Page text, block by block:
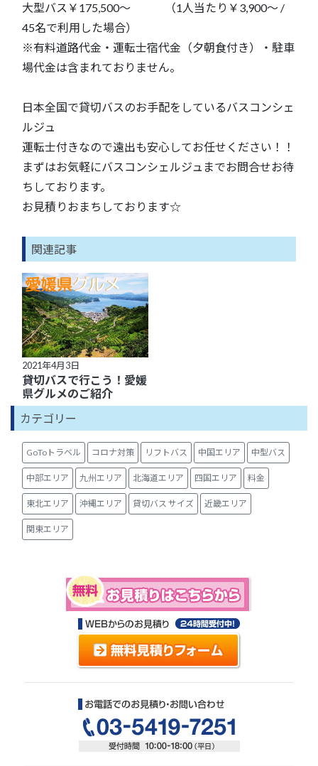
大型バス￥175,500～ （1人当たり￥3,900～ /
45名で利用した場合）
※有料道路代金・運転士宿代金（夕朝食付き）・駐車
場代金は含まれておりません。
日本全国で貸切バスのお手配をしているバスコンシェ
ルジュ
運転士付きなので遠出も安心してお任せください！！
まずはお気軽にバスコンシェルジュまでお問合せお待
ちしております。
お見積りおまちしております☆
関連記事
2021年4月3日
貸切バスで行こう！愛媛
県グルメのご紹介
カテゴリー
GoToトラベル コロナ対策 リフトバス 中国エリア 中型バス
中部エリア 九州エリア 北海道エリア 四国エリア 料金
東北エリア 沖縄エリア 貸切バス サイズ 近畿エリア
関東エリア